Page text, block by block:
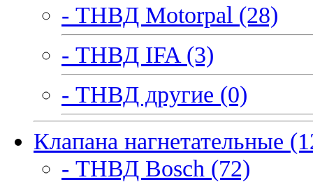
- ТНВД Motorpal (28)
- ТНВД IFA (3)
- ТНВД другие (0)
Клапана нагнетательные
- ТНВД Bosch (72)